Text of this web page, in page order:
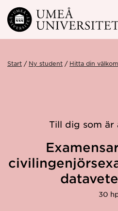
Hoppa direkt till
Start Ny student Hitta din
Till dig som är
30